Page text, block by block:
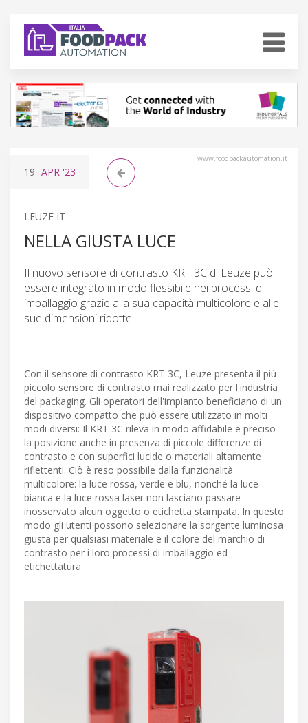
www.foodpackautomation.it
19 APR '23
LEUZE IT
NELLA GIUSTA LUCE
Il nuovo sensore di contrasto KRT 3C di Leuze può
essere integrato in modo flessibile nei processi di
imballaggio grazie alla sua capacità multicolore e alle
sue dimensioni ridotte.
Con il sensore di contrasto KRT 3C, Leuze presenta il più
piccolo sensore di contrasto mai realizzato per l'industria
del packaging. Gli operatori dell'impianto beneficiano di un
dispositivo compatto che può essere utilizzato in molti
modi diversi: Il KRT 3C rileva in modo affidabile e preciso
la posizione anche in presenza di piccole differenze di
contrasto e con superfici lucide o materiali altamente
riflettenti. Ciò è reso possibile dalla funzionalità
multicolore: la luce rossa, verde e blu, nonché la luce
bianca e la luce rossa laser non lasciano passare
inosservato alcun oggetto o etichetta stampata. In questo
modo gli utenti possono selezionare la sorgente luminosa
giusta per qualsiasi materiale e il colore del marchio di
contrasto per i loro processi di imballaggio ed
etichettatura.